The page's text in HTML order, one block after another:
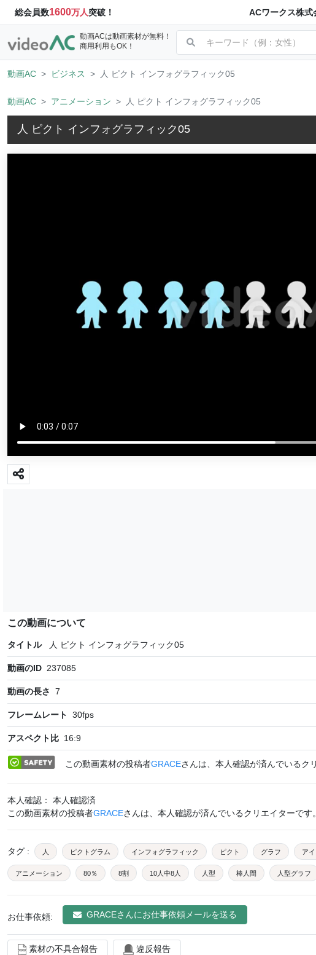
総会員数1600万人突破！ ACワークス株式
動画ACは動画素材が無料！
商用利用もOK！
動画AC ビジネス 人 ピクト インフォグラフィック05
動画AC アニメーション 人 ピクト インフォグラフィック05
人 ピクト インフォグラフィック05
この動画について
タイトル 人 ピクト インフォグラフィック05
動画のID 237085
動画の長さ 7
フレームレート 30fps
アスペクト比 16:9
この動画素材の投稿者GRACEさんは、本人確認が済んでいるク
本人確認： 本人確認済
この動画素材の投稿者GRACEさんは、本人確認が済んでいるクリエイターです。
タグ : 人 ピクトグラム インフォグラフィック ピクト グラフ ア
アニメーション 80％ 8割 10人中8人 人型 棒人間 人型グラフ
グラフィック web 図 シルエット シェイプ 人アイコン 人ピク
資料
お仕事依頼: GRACEさんにお仕事依頼メールを送る
素材の不具合報告 違反報告